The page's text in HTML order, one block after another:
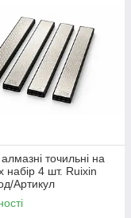
точильні на
набір 4 шт. Ruixin
Артикул